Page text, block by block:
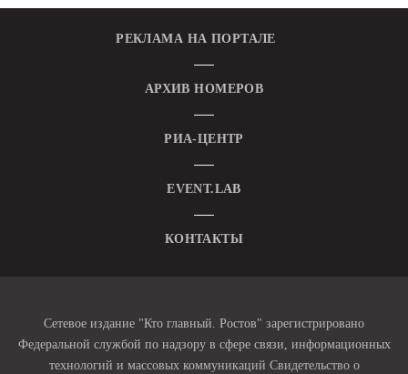
РЕКЛАМА НА ПОРТАЛЕ
АРХИВ НОМЕРОВ
РИА-ЦЕНТР
EVENT.LAB
КОНТАКТЫ
Сетевое издание "Кто главный. Ростов" зарегистрировано
Федеральной службой по надзору в сфере связи, информационных
технологий и массовых коммуникаций Свидетельство о